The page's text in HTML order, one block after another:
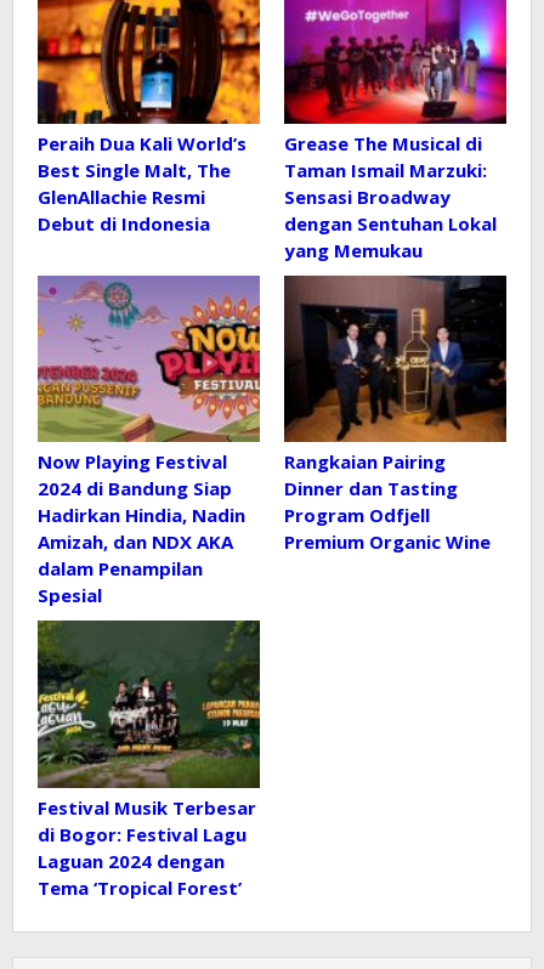
Peraih Dua Kali World’s
Best Single Malt, The
GlenAllachie Resmi
Debut di Indonesia
Grease The Musical di
Taman Ismail Marzuki:
Sensasi Broadway
dengan Sentuhan Lokal
yang Memukau
Now Playing Festival
2024 di Bandung Siap
Hadirkan Hindia, Nadin
Amizah, dan NDX AKA
dalam Penampilan
Spesial
Rangkaian Pairing
Dinner dan Tasting
Program Odfjell
Premium Organic Wine
Festival Musik Terbesar
di Bogor: Festival Lagu
Laguan 2024 dengan
Tema ‘Tropical Forest’